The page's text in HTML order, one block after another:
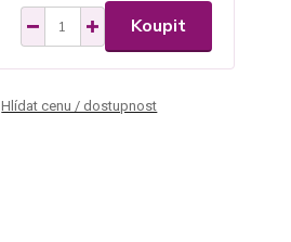
Koupit
Hlídat cenu / dostupnost